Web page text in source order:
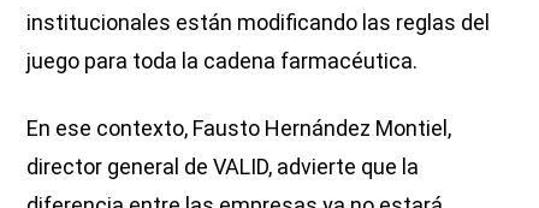
institucionales están modificando las reglas del
juego para toda la cadena farmacéutica.
En ese contexto, Fausto Hernández Montiel,
director general de VALID, advierte que la